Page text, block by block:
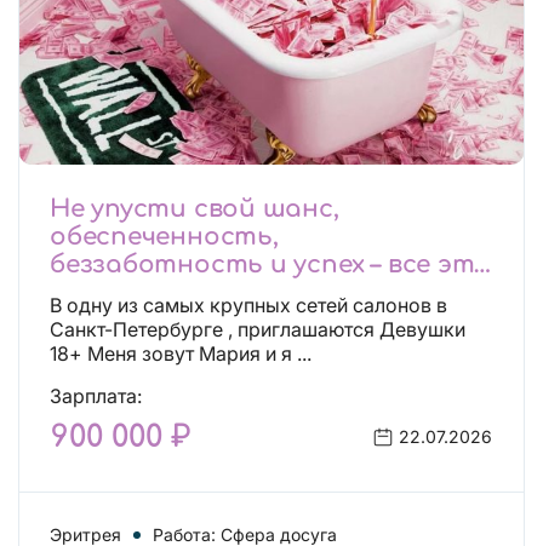
Не упусти свой шанс,
обеспеченность,
беззаботность и успех – все это
будет уже завтра, поспеши!
Лучшие условия!
В одну из самых крупных сетей салонов в
Санкт-Петербурге , приглашаются Девушки
18+ Меня зовут Мария и я ...
Зарплата:
900 000 ₽ 22.07.2026
Эритрея Работа: Сфера досуга